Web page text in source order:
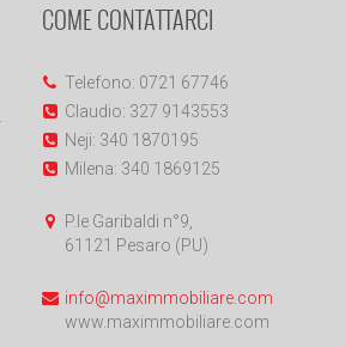
COME CONTATTARCI
Telefono: 0721 67746
Claudio: 327 9143553
Neji: 340 1870195
Milena: 340 1869125
P.le Garibaldi n°9,
61121 Pesaro (PU)
info@maximmobiliare.com
www.maximmobiliare.com